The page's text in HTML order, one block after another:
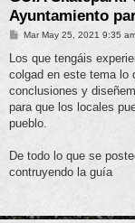
Ayuntamiento
M
n
a
j
Mar May 25, 2021 9:35
Los que tengáis
colgad en este tema lo
conclusiones y
para que los locales
pueblo.
De todo lo que se
contruyendo la guía